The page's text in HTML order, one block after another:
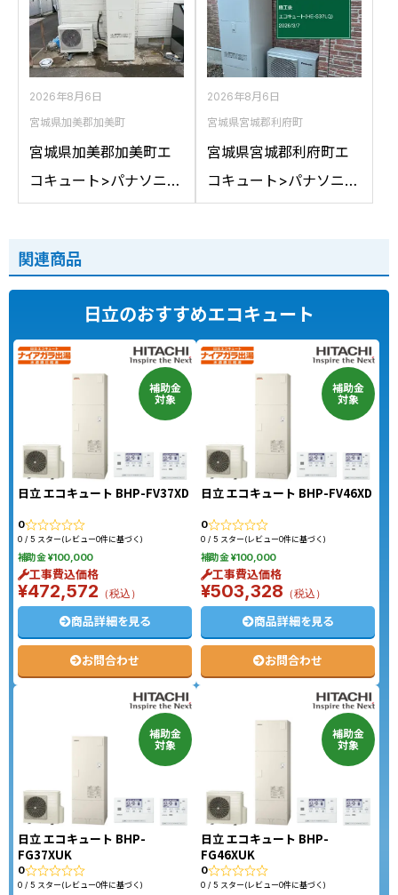
例：コロナCTU-
37D1A10からパナソニ
ックHE-S37LQSへの交
換
ソニックHE-
46D1QRAPSからパナ
ソニックHE-D46FQS
への交換
2026年8月6日
宮城県加美郡加美町
宮城県加美郡加美町エ
コキュート>パナソニッ
ク交換工事施工事例：
からパナソニックHE-
LS46LQSへの交換
2026年8月6日
宮城県宮城郡利府町
宮城県宮城郡利府町エ
コキュート>パナソニッ
ク交換工事施工事例：
クHE-S37LQSへの交換
関連商品
日立のおすすめエコキュート
補助金
対象
日立 エコキュート BHP-FV37XD
0
0 / 5 スター(レビュー0件に基づく)
補助金 ¥100,000
工事費込価格
¥472,572 （税込）
商品詳細を見る
お問合わせ
補助金
対象
日立 エコキュート BHP-FV46XD
0
0 / 5 スター(レビュー0件に基づく)
補助金 ¥100,000
工事費込価格
¥503,328 （税込）
商品詳細を見る
お問合わせ
補助金
対象
日立 エコキュート BHP-
FG37XUK
0
0 / 5 スター(レビュー0件に基づく)
補助金
対象
日立 エコキュート BHP-
FG46XUK
0
0 / 5 スター(レビュー0件に基づく)